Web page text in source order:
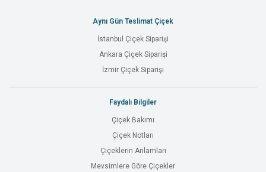
Aynı Gün Teslimat Çiçek
İstanbul Çiçek Siparişi
Ankara Çiçek Siparişi
İzmir Çiçek Siparişi
Faydalı Bilgiler
Çiçek Bakımı
Çiçek Notları
Çiçeklerin Anlamları
Mevsimlere Göre Çiçekler